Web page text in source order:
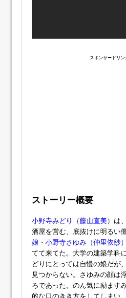
スポンサードリン
ストーリー概要
小野寺みどり（藤山直美） は
酒屋を営む、底抜けに明るい
娘・小野寺さゆみ（仲里依紗）
てて来てた。大学の建築学科
どりにとっては自慢の娘だが
見つからない。さゆみの顔は
ろであった。のん気に励ます
的な口のきき方をしてしまい